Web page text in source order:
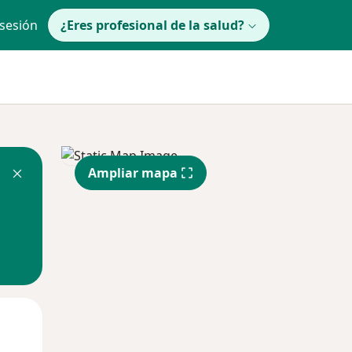
¿Eres profesional de la salud?
Ampliar mapa